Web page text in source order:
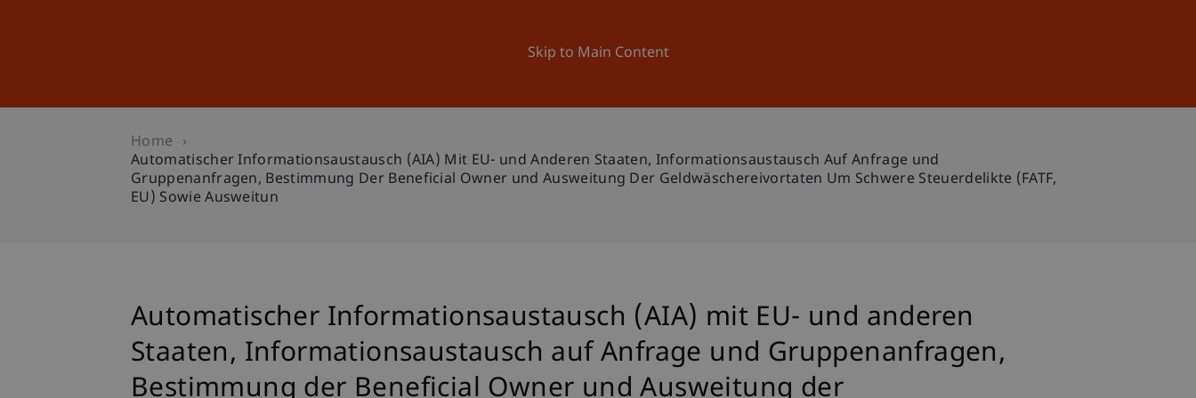
Skip to Main Content
University News and Events
Home
Automatischer Informationsaustausch (AIA) Mit EU- und Anderen Staaten, Informationsaustausch Auf Anfrage und
Gruppenanfragen, Bestimmung Der Beneficial Owner und Ausweitung Der Geldwäschereivortaten Um Schwere Steuerdelikte (FATF,
EU) Sowie Ausweitun
Automatischer Informationsaustausch (AIA) mit EU- und anderen
Staaten, Informationsaustausch auf Anfrage und Gruppenanfragen,
Bestimmung der Beneficial Owner und Ausweitung der